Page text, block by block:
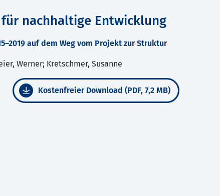
nachhaltige Entwicklung
auf dem Weg vom Projekt zur Struktur
Werner; Kretschmer, Susanne
Kostenfreier Download (PDF, 7,2 MB)